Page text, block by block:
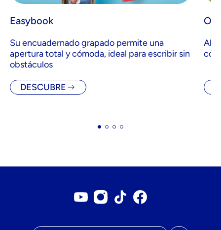
Easybook
Su encuadernado grapado permite una
apertura total y cómoda, ideal para escribir sin
obstáculos
DESCUBRE